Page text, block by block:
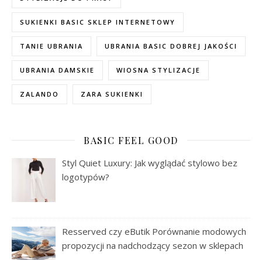
SUKIENKI BASIC SKLEP INTERNETOWY
TANIE UBRANIA UBRANIA BASIC DOBREJ JAKOŚCI
UBRANIA DAMSKIE WIOSNA STYLIZACJE
ZALANDO ZARA SUKIENKI
BASIC FEEL GOOD
Styl Quiet Luxury: Jak wyglądać stylowo bez
logotypów?
Resserved czy eButik Porównanie modowych
propozycji na nadchodzący sezon w sklepach